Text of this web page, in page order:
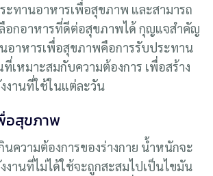
ะทานอาหารเพื่อสุขภาพ และสามารถ
อกอาหารที่ดีต่อสุขภาพได้ กุญแจสำคัญ
อาหารเพื่อสุขภาพคือการรับประทาน
เหมาะสมกับความต้องการ เพื่อสร้าง
งานที่ใช้ในแต่ละวัน
อสุขภาพ
ความต้องการของร่างกาย น้ำหนักจะ
งานที่ไม่ได้ใช้จะถูกสะสมไปเป็นไขมัน